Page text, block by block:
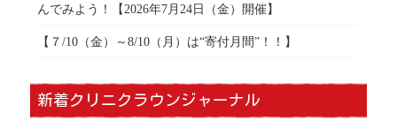
んでみよう！【2026年7月24日（金）開催】
【７/10（金）～8/10（月）は“寄付月間”！！】
新着クリニクラウンジャーナル